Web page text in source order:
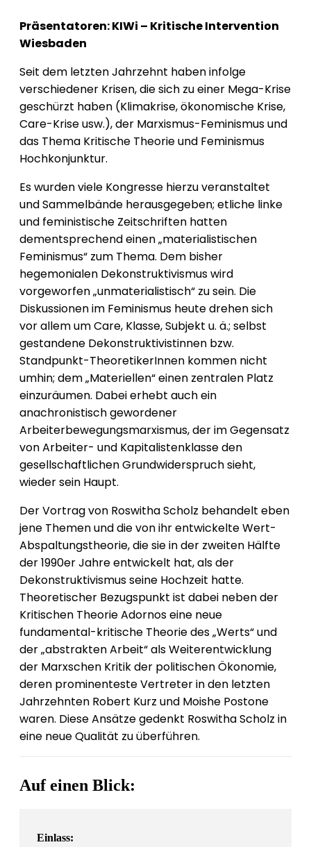
Präsentatoren: KIWi – Kritische Intervention
Wiesbaden
Seit dem letzten Jahrzehnt haben infolge
verschiedener Krisen, die sich zu einer Mega-Krise
geschürzt haben (Klimakrise, ökonomische Krise,
Care-Krise usw.), der Marxismus-Feminismus und
das Thema Kritische Theorie und Feminismus
Hochkonjunktur.
Es wurden viele Kongresse hierzu veranstaltet
und Sammelbände herausgegeben; etliche linke
und feministische Zeitschriften hatten
dementsprechend einen „materialistischen
Feminismus“ zum Thema. Dem bisher
hegemonialen Dekonstruktivismus wird
vorgeworfen „unmaterialistisch“ zu sein. Die
Diskussionen im Feminismus heute drehen sich
vor allem um Care, Klasse, Subjekt u. ä.; selbst
gestandene Dekonstruktivistinnen bzw.
Standpunkt-TheoretikerInnen kommen nicht
umhin; dem „Materiellen“ einen zentralen Platz
einzuräumen. Dabei erhebt auch ein
anachronistisch gewordener
Arbeiterbewegungsmarxismus, der im Gegensatz
von Arbeiter- und Kapitalistenklasse den
gesellschaftlichen Grundwiderspruch sieht,
wieder sein Haupt.
Der Vortrag von Roswitha Scholz behandelt eben
jene Themen und die von ihr entwickelte Wert-
Abspaltungstheorie, die sie in der zweiten Hälfte
der 1990er Jahre entwickelt hat, als der
Dekonstruktivismus seine Hochzeit hatte.
Theoretischer Bezugspunkt ist dabei neben der
Kritischen Theorie Adornos eine neue
fundamental-kritische Theorie des „Werts“ und
der „abstrakten Arbeit“ als Weiterentwicklung
der Marxschen Kritik der politischen Ökonomie,
deren prominenteste Vertreter in den letzten
Jahrzehnten Robert Kurz und Moishe Postone
waren. Diese Ansätze gedenkt Roswitha Scholz in
eine neue Qualität zu überführen.
Auf einen Blick:
Einlass: